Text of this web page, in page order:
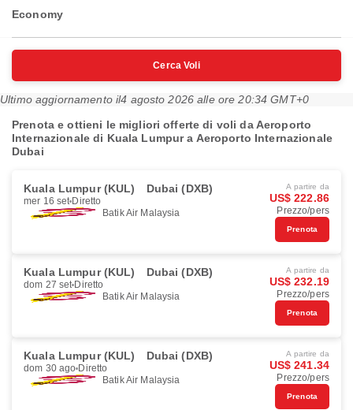
Economy
Cerca Voli
Ultimo aggiornamento il4 agosto 2026 alle ore 20:34 GMT+0
Prenota e ottieni le migliori offerte di voli da Aeroporto
Internazionale di Kuala Lumpur a Aeroporto Internazionale
Dubai
Kuala Lumpur (KUL) Dubai (DXB)
mer 16 set Diretto
Batik Air Malaysia
A partire da
US$ 222.86
Prezzo/pers
Prenota
Kuala Lumpur (KUL) Dubai (DXB)
dom 27 set Diretto
Batik Air Malaysia
A partire da
US$ 232.19
Prezzo/pers
Prenota
Kuala Lumpur (KUL) Dubai (DXB)
dom 30 ago Diretto
Batik Air Malaysia
A partire da
US$ 241.34
Prezzo/pers
Prenota